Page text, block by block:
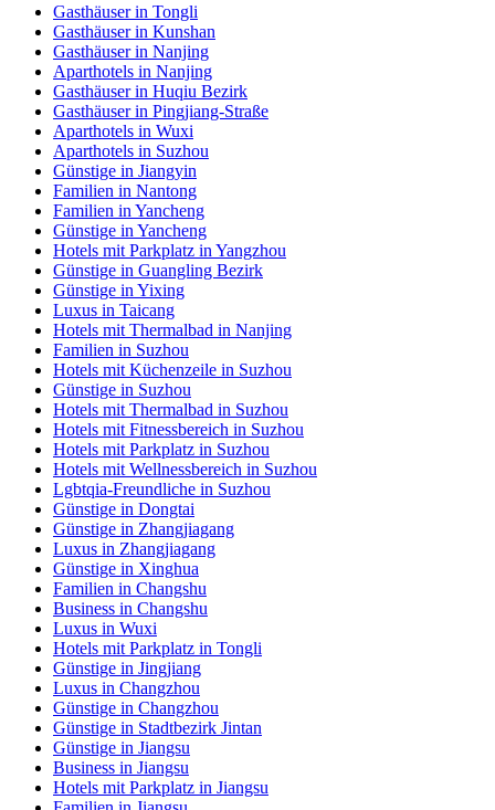
Gasthäuser in Tongli
Gasthäuser in Kunshan
Gasthäuser in Nanjing
Aparthotels in Nanjing
Gasthäuser in Huqiu Bezirk
Gasthäuser in Pingjiang-Straße
Aparthotels in Wuxi
Aparthotels in Suzhou
Günstige in Jiangyin
Familien in Nantong
Familien in Yancheng
Günstige in Yancheng
Hotels mit Parkplatz in Yangzhou
Günstige in Guangling Bezirk
Günstige in Yixing
Luxus in Taicang
Hotels mit Thermalbad in Nanjing
Familien in Suzhou
Hotels mit Küchenzeile in Suzhou
Günstige in Suzhou
Hotels mit Thermalbad in Suzhou
Hotels mit Fitnessbereich in Suzhou
Hotels mit Parkplatz in Suzhou
Hotels mit Wellnessbereich in Suzhou
Lgbtqia-Freundliche in Suzhou
Günstige in Dongtai
Günstige in Zhangjiagang
Luxus in Zhangjiagang
Günstige in Xinghua
Familien in Changshu
Business in Changshu
Luxus in Wuxi
Hotels mit Parkplatz in Tongli
Günstige in Jingjiang
Luxus in Changzhou
Günstige in Changzhou
Günstige in Stadtbezirk Jintan
Günstige in Jiangsu
Business in Jiangsu
Hotels mit Parkplatz in Jiangsu